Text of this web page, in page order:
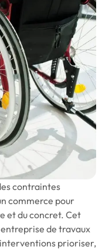
contraintes
commerce pour
et du concret. Cet
de travaux
interventions prioriser,